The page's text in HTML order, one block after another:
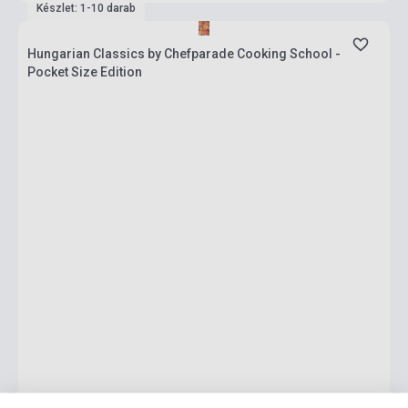
Készlet: 1-10 darab
Hungarian Classics by Chefparade Cooking School -
Pocket Size Edition